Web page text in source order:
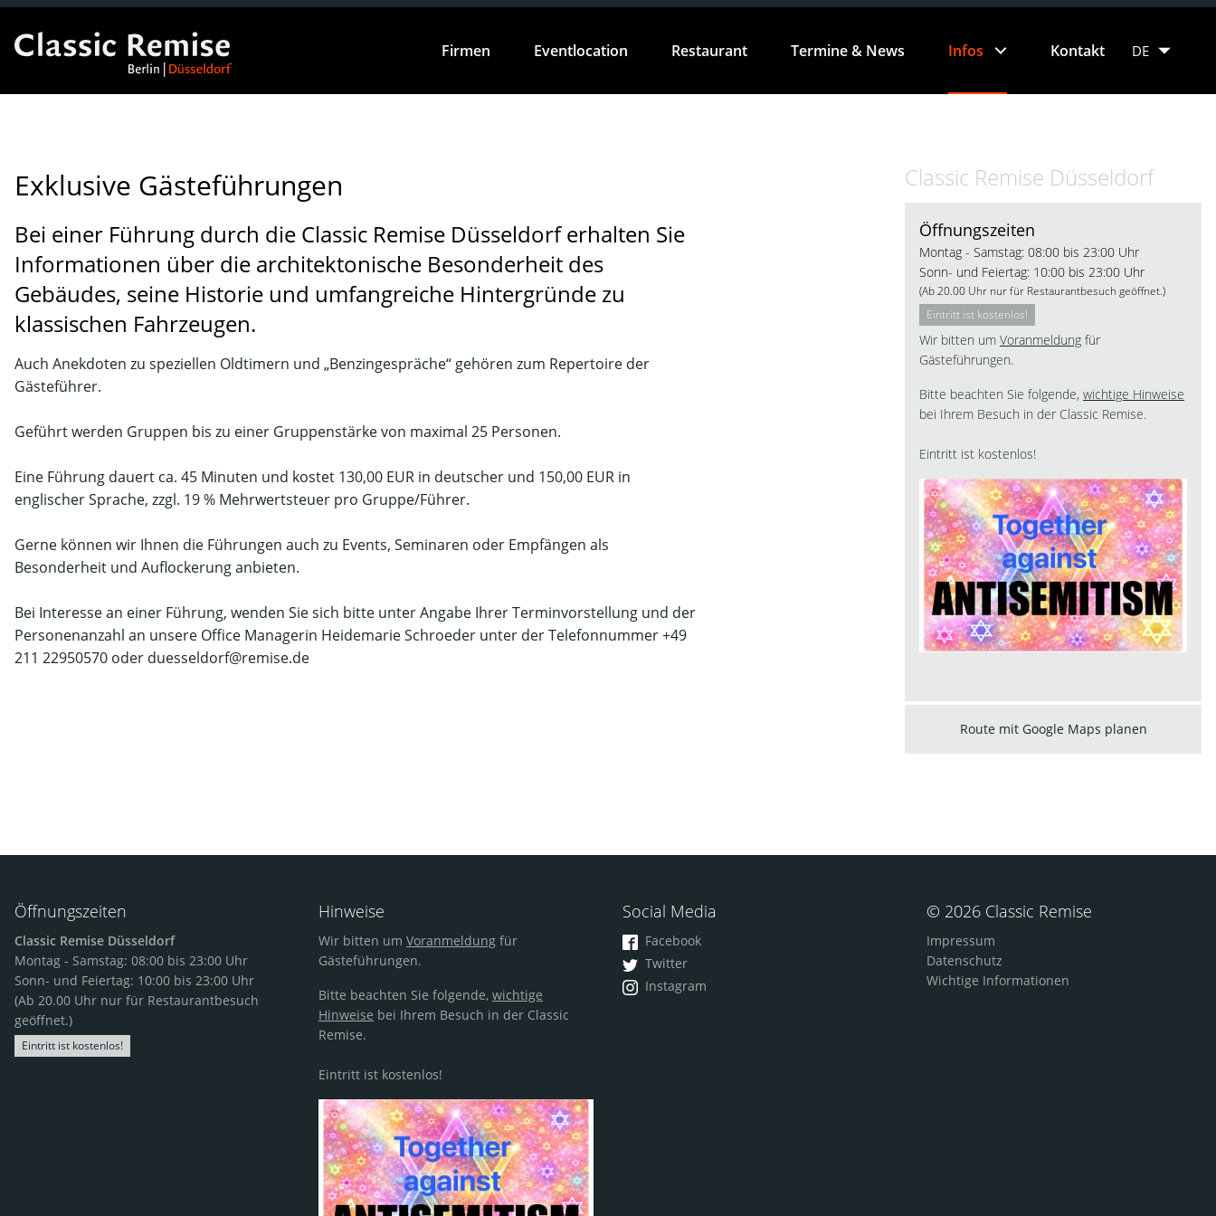
Firmen Eventlocation Restaurant Termine & News Infos Kontakt DE
FR
Exklusive Gästeführungen
Bei einer Führung durch die Classic Remise Düsseldorf erhalten Sie
Informationen über die architektonische Besonderheit des
Gebäudes, seine Historie und umfangreiche Hintergründe zu
klassischen Fahrzeugen.
Auch Anekdoten zu speziellen Oldtimern und „Benzingespräche“ gehören zum Repertoire der
Gästeführer.
Geführt werden Gruppen bis zu einer Gruppenstärke von maximal 25 Personen.
Eine Führung dauert ca. 45 Minuten und kostet 130,00 EUR in deutscher und 150,00 EUR in
englischer Sprache, zzgl. 19 % Mehrwertsteuer pro Gruppe/Führer.
Gerne können wir Ihnen die Führungen auch zu Events, Seminaren oder Empfängen als
Besonderheit und Auflockerung anbieten.
Bei Interesse an einer Führung, wenden Sie sich bitte unter Angabe Ihrer Terminvorstellung und der
Personenanzahl an unsere Office Managerin Heidemarie Schroeder unter der Telefonnummer +49
211 22950570 oder duesseldorf@remise.de
Classic Remise Düsseldorf
Öffnungszeiten
Montag - Samstag: 08:00 bis 23:00 Uhr
Sonn- und Feiertag: 10:00 bis 23:00 Uhr
(Ab 20.00 Uhr nur für Restaurantbesuch geöffnet.)
Eintritt ist kostenlos!
Wir bitten um Voranmeldung für
Gästeführungen.
Bitte beachten Sie folgende, wichtige Hinweise
bei Ihrem Besuch in der Classic Remise.
Eintritt ist kostenlos!
Route mit Google Maps planen
Öffnungszeiten
Classic Remise Düsseldorf
Montag - Samstag: 08:00 bis 23:00 Uhr
Sonn- und Feiertag: 10:00 bis 23:00 Uhr
(Ab 20.00 Uhr nur für Restaurantbesuch
geöffnet.)
Eintritt ist kostenlos!
Hinweise
Wir bitten um Voranmeldung für
Gästeführungen.
Bitte beachten Sie folgende, wichtige
Hinweise bei Ihrem Besuch in der Classic
Remise.
Eintritt ist kostenlos!
Social Media
Facebook
Twitter
Instagram
© 2026 Classic Remise
Impressum
Datenschutz
Wichtige Informationen